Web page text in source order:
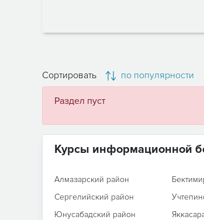
Сортировать по популярности
Раздел пуст
Курсы информационной
Алмазарский район
Сергелийский район
Юнусабадский район